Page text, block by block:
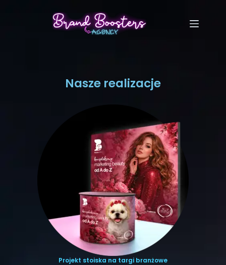
Nasze realizacje
Projekt stoiska na targi branżowe